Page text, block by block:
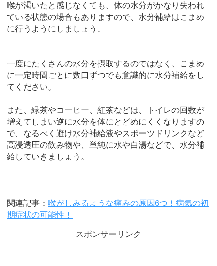
喉が渇いたと感じなくても、体の水分がかなり失われ
ている状態の場合もありますので、水分補給はこまめ
に行うようにしましょう。
一度にたくさんの水分を摂取するのではなく、こまめ
に一定時間ごとに数口ずつでも意識的に水分補給をし
てください。
また、緑茶やコーヒー、紅茶などは、トイレの回数が
増えてしまい逆に水分を体にとどめにくくなりますの
で、なるべく避け水分補給液やスポーツドリンクなど
高浸透圧の飲み物や、単純に水や白湯などで、水分補
給していきましょう。
関連記事：喉がしみるような痛みの原因6つ！病気の初
期症状の可能性！
スポンサーリンク